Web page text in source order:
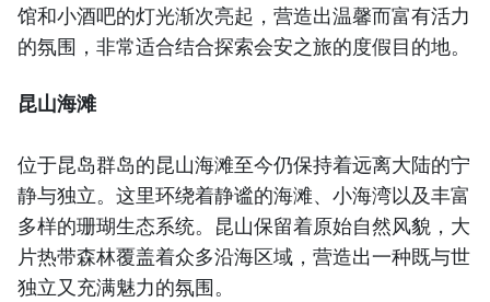
馆和小酒吧的灯光渐次亮起，营造出温馨而富有活力
的氛围，非常适合结合探索会安之旅的度假目的地。
昆山海滩
位于昆岛群岛的昆山海滩至今仍保持着远离大陆的宁
静与独立。这里环绕着静谧的海滩、小海湾以及丰富
多样的珊瑚生态系统。昆山保留着原始自然风貌，大
片热带森林覆盖着众多沿海区域，营造出一种既与世
独立又充满魅力的氛围。